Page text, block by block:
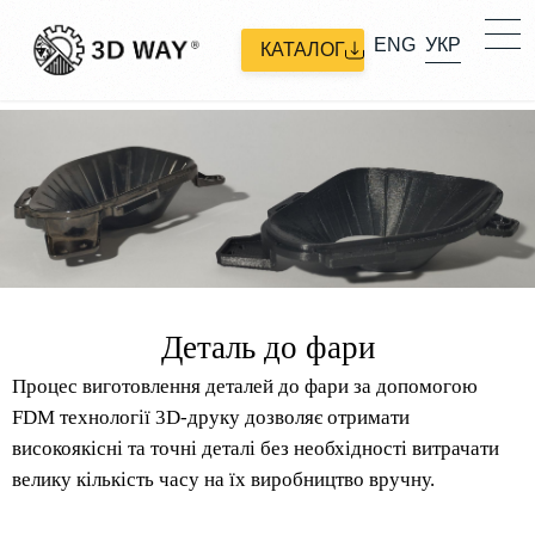
КАТАЛОГ ENG УКР
Деталь до фари
Процес виготовлення деталей до фари за допомогою
FDM технології 3D-друку дозволяє отримати
високоякісні та точні деталі без необхідності витрачати
велику кількість часу на їх виробництво вручну.